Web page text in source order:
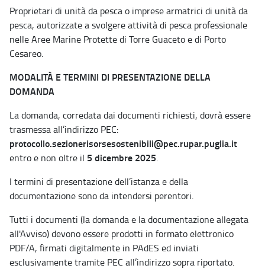
Proprietari di unità da pesca o imprese armatrici di unità da
pesca, autorizzate a svolgere attività di pesca professionale
nelle Aree Marine Protette di Torre Guaceto e di Porto
Cesareo.
MODALITÀ E TERMINI DI PRESENTAZIONE DELLA
DOMANDA
La domanda, corredata dai documenti richiesti, dovrà essere
trasmessa all’indirizzo PEC:
protocollo.sezionerisorsesostenibili@pec.rupar.puglia.it
entro e non oltre il 5 dicembre 2025.
I termini di presentazione dell’istanza e della
documentazione sono da intendersi perentori.
Tutti i documenti (la domanda e la documentazione allegata
all'Avviso) devono essere prodotti in formato elettronico
PDF/A, firmati digitalmente in PAdES ed inviati
esclusivamente tramite PEC all’indirizzo sopra riportato.